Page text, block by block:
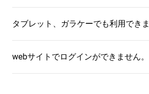
タブレット、ガラケーでも利用でき
webサイトでログインができません。